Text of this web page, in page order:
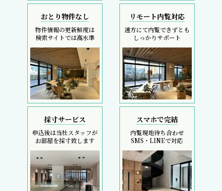
おとり物件なし
物件情報の更新鮮度は
検索サイトでは高水準
リモート内覧対応
遠方にて内覧できずとも
しっかりサポート
採寸サービス
申込後は当社スタッフが
お部屋を採寸致します
スマホで完結
内覧現地待ち合わせ
SMS・LINEで対応